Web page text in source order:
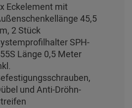
Eckelement mit
45,5
2 Stück
SPH-
Länge 0,5 Meter
und Anti-Dröhn-